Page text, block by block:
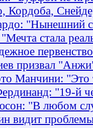
Кордоба,
"Нынешний
стала
призвал
Манчини: "Это
"19-й
"В любом
видит